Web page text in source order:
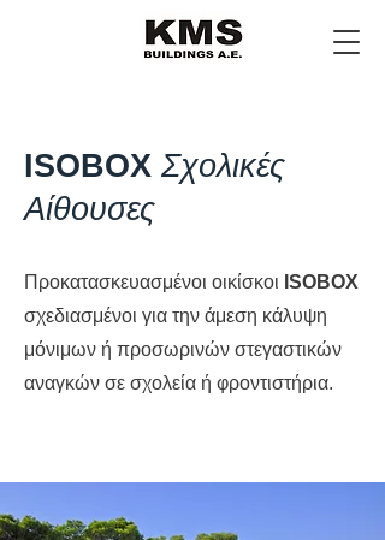
ISOBOX Σχολικές
Αίθουσες
Προκατασκευασμένοι οικίσκοι ISOBOX
σχεδιασμένοι για την άμεση κάλυψη
μόνιμων ή προσωρινών στεγαστικών
αναγκών σε σχολεία ή φροντιστήρια.